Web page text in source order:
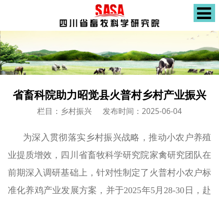
省畜科院助力昭觉县火普村乡村产业振兴
栏目：乡村振兴 发布时间：2025-06-04
为深入贯彻落实乡村振兴战略，推动小农户养殖
业提质增效，四川省畜牧科学研究院家禽研究团队在
前期深入调研基础上，针对性制定了火普村小农户标
准化养鸡产业发展方案，并于2025年5月28-30日，赴